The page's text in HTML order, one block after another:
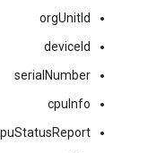
orgUnitId
deviceId
serialNumber
cpuInfo